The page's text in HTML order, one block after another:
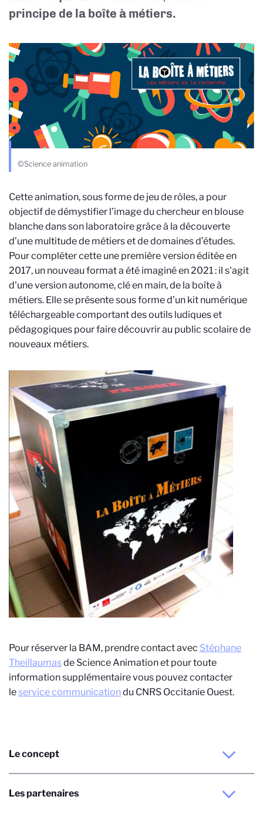
principe de la boîte à métiers.
©Science animation
Cette animation, sous forme de jeu de rôles, a pour
objectif de démystifier l’image du chercheur en blouse
blanche dans son laboratoire grâce à la découverte
d’une multitude de métiers et de domaines d’études.
Pour compléter cette une première version éditée en
2017, un nouveau format a été imaginé en 2021 : il s'agit
d'une version autonome, clé en main, de la boîte à
métiers. Elle se présente sous forme d’un kit numérique
téléchargeable comportant des outils ludiques et
pédagogiques pour faire découvrir au public scolaire de
nouveaux métiers.
Pour réserver la BAM, prendre contact avec Stéphane
Theillaumasde Science Animation et pour toute
information supplémentaire vous pouvez contacter
leservice communicationdu CNRS Occitanie Ouest.
Le concept
Les partenaires